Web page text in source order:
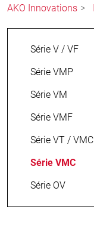
AKO Innovations
Série V / VF
Série VMP
Série VM
Série VMF
Série VT / VMC
Série VMC
Série OV